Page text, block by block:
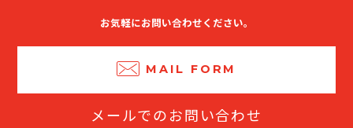
お気軽にお問い合わせください。
MAIL FORM
メールでのお問い合わせ